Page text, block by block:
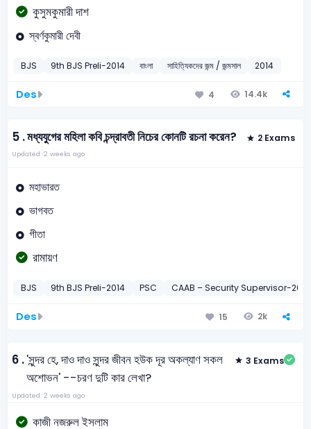
কুসুমকুমারী দাশ
স্বর্ণকুমারী দেবী
BJS 9th BJS Preli-2014 বাংলা সাহিত্যিকদের জন্ম / জন্মসাল 2014
Des 4 14.4k
5 .মধ্যযুগের মহিলা কবি চন্দ্রাবতী নিচের কোনটি রচনা করেন? 2 Exams
Updated: 2 weeks ago
মহাভারত
ভাগবত
গীতা
রামায়ণ
BJS 9th BJS Preli-2014 PSC CAAB – Security Supervisor-
Des 15 2k
6 .'সুন্দর হে, দাও দাও সুন্দর জীবন হউক দূর অকল্যাণ সকল
অশোভন' --চরণ দুটি কার লেখা?
3 Exams
Updated: 2 weeks ago
কাজী নজরুল ইসলাম